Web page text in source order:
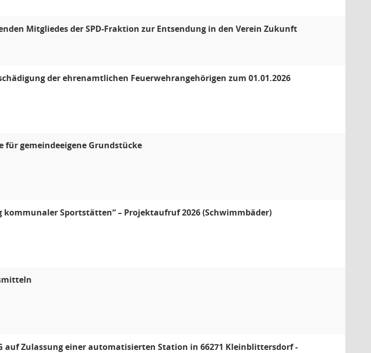
Mitgliedes der SPD-Fraktion zur Entsendung in den Verein Zukunft
der ehrenamtlichen Feuerwehrangehörigen zum 01.01.2026
für gemeindeeigene Grundstücke
kommunaler Sportstätten“ – Projektaufruf 2026 (Schwimmbäder)
auf Zulassung einer automatisierten Station in 66271 Kleinblittersdorf -